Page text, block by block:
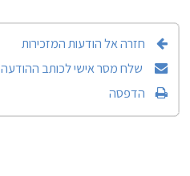
חזרה אל הודעות המזכירות
שלח מסר אישי לכותב ההודעה
הדפסה